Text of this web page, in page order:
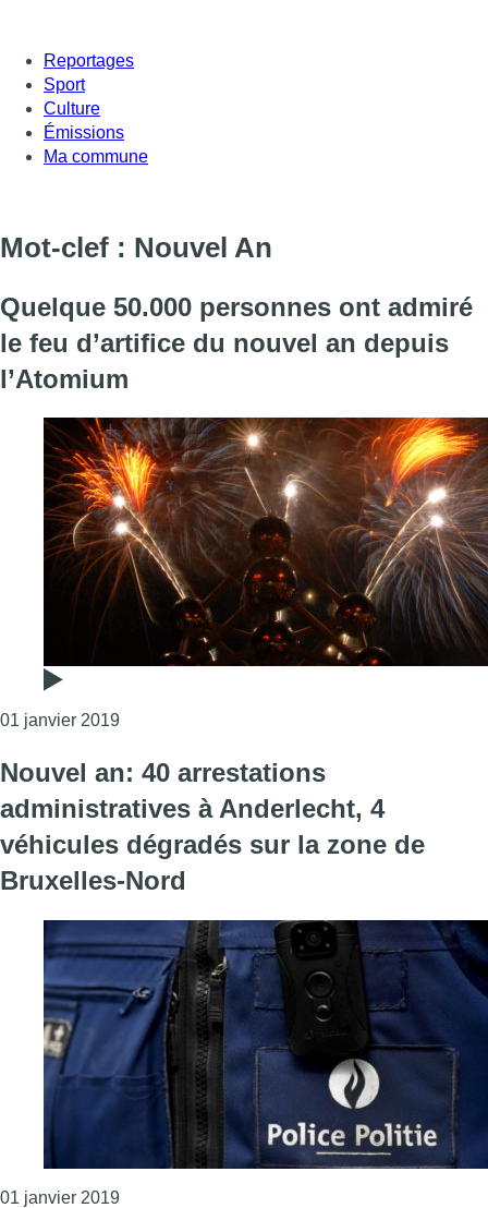
Reportages
Sport
Culture
Émissions
Ma commune
Mot-clef : Nouvel An
Quelque 50.000 personnes ont admiré
le feu d’artifice du nouvel an depuis
l’Atomium
01 janvier 2019Consulter l'article "Quelque 50.000 personnes
Nouvel an: 40 arrestations
administratives à Anderlecht, 4
véhicules dégradés sur la zone de
Bruxelles-Nord
01 janvier 2019Consulter l'article "Nouvel an: 40 arrestations